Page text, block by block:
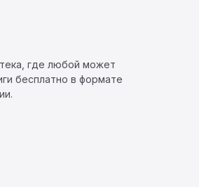
где любой может
бесплатно в формате